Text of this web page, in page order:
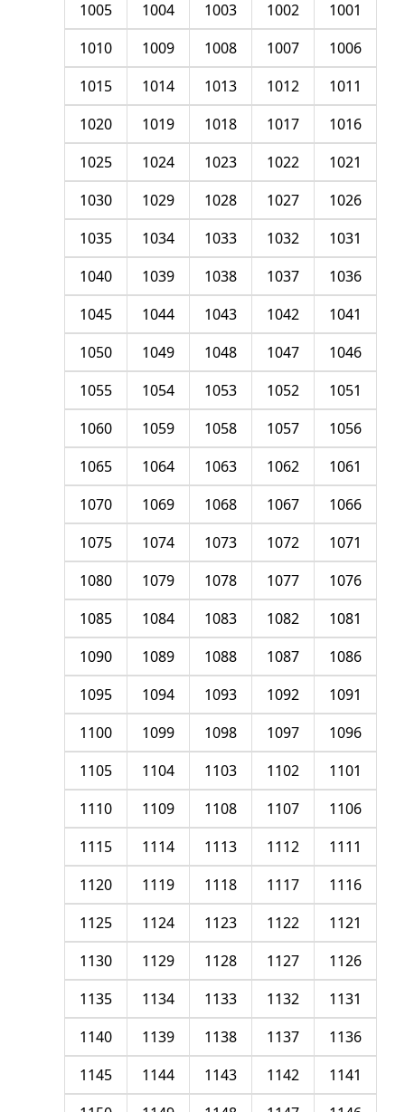
1001
1002
1003
1004
1005
1006
1007
1008
1009
1010
1011
1012
1013
1014
1015
1016
1017
1018
1019
1020
1021
1022
1023
1024
1025
1026
1027
1028
1029
1030
1031
1032
1033
1034
1035
1036
1037
1038
1039
1040
1041
1042
1043
1044
1045
1046
1047
1048
1049
1050
1051
1052
1053
1054
1055
1056
1057
1058
1059
1060
1061
1062
1063
1064
1065
1066
1067
1068
1069
1070
1071
1072
1073
1074
1075
1076
1077
1078
1079
1080
1081
1082
1083
1084
1085
1086
1087
1088
1089
1090
1091
1092
1093
1094
1095
1096
1097
1098
1099
1100
1101
1102
1103
1104
1105
1106
1107
1108
1109
1110
1111
1112
1113
1114
1115
1116
1117
1118
1119
1120
1121
1122
1123
1124
1125
1126
1127
1128
1129
1130
1131
1132
1133
1134
1135
1136
1137
1138
1139
1140
1141
1142
1143
1144
1145